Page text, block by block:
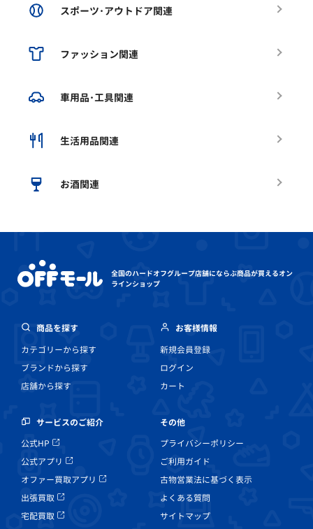
スポーツ･アウトドア関連
ファッション関連
車用品･工具関連
生活用品関連
お酒関連
全国のハードオフグループ店舗にならぶ商品が買えるオン
ラインショップ
商品を探す
カテゴリーから探す
ブランドから探す
店舗から探す
お客様情報
新規会員登録
ログイン
カート
サービスのご紹介
公式HP
公式アプリ
オファー買取アプリ
出張買取
宅配買取
その他
プライバシーポリシー
ご利用ガイド
古物営業法に基づく表示
よくある質問
サイトマップ